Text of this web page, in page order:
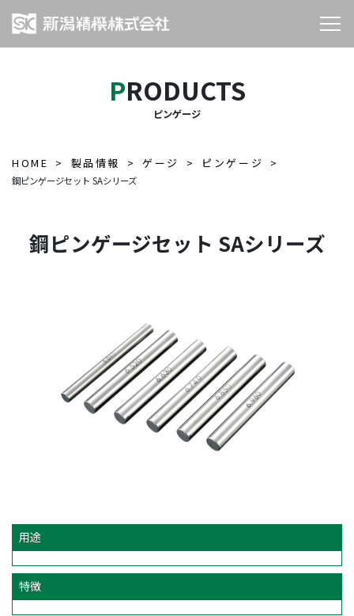
PRODUCTS
ピンゲージ
HOME 製品情報 ゲージ ピンゲージ
鋼ピンゲージセット SAシリーズ
鋼ピンゲージセット SAシリーズ
用途
特徴